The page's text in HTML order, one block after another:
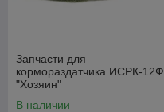
Запчасти для
кормораздатчика ИСРК-12Ф
"Хозяин"
В наличии